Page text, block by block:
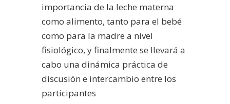
importancia de la leche materna
como alimento, tanto para el bebé
como para la madre a nivel
fisiológico, y finalmente se llevará a
cabo una dinámica práctica de
discusión e intercambio entre los
participantes